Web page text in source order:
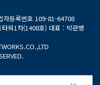
자등록번호 109-81-64708
워1차(1408호) 대표 : 박관병